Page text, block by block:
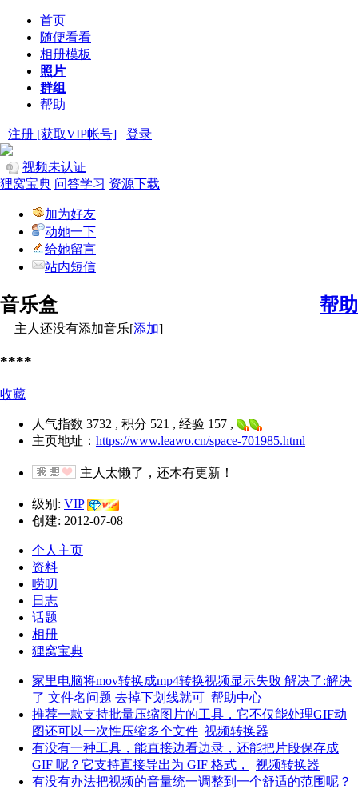
首页
随便看看
相册模板
照片
群组
帮助
注册 [获取VIP帐号] 登录
视频未认证
狸窝宝典 问答学习 资源下载
加为好友
动她一下
给她留言
站内短信
帮助
音乐盒
主人还没有添加音乐[添加]
****
收藏
人气指数 3732 , 积分 521 , 经验 157 ,
主页地址： https://www.leawo.cn/space-701985.html
主人太懒了，还木有更新！
级别: VIP
创建: 2012-07-08
个人主页
资料
唠叨
日志
话题
相册
狸窝宝典
家里电脑将mov转换成mp4转换视频显示失败 解决了:解决
了 文件名问题 去掉下划线就可 帮助中心
推荐一款支持批量压缩图片的工具，它不仅能处理GIF动
图还可以一次性压缩多个文件 视频转换器
有没有一种工具，能直接边看边录，还能把片段保存成
GIF 呢？它支持直接导出为 GIF 格式，
视频转换器
有没有办法把视频的音量统一调整到一个舒适的范围呢？